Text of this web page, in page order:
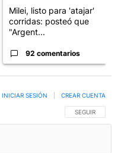
Milei, listo para 'atajar'
corridas: posteó que
"Argent...
92 comentarios
SIGA ESTA
SEGUIR
INICIAR SESIÓN CREAR CUENTA